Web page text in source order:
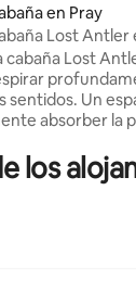
en Pray
Lost Antler
cabaña Lost
sentidos. Un
absorber la
mineras
vagaba
los